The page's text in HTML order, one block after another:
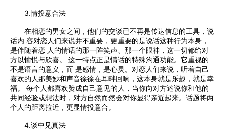
3.情投意合法
在相恋的男女之间，他们的交谈已不再是传达信息的工具，说
话内 容对恋人们来说并不重要，更重要的是说话这种行为本身，
是伴随着恋 人的情话的那一阵笑声、那一个眼神，这一切都给对
方以愉悦与欣喜。 这一特点正是情话的特殊沟通功能。它重视的
不是语言的意义，而 是感情，是心灵。对恋人们来说，听着自己
喜欢的人那美妙和声音徐徐在耳畔回响，这本身就是乐趣，就是幸
福。 每个人都喜欢赞成自己意见的人，当你向对方述说你和他的
共同经验或想法时，对方自然而然会对你显得亲近起来。话题将两
个人的距离拉近，更显情投意合。
4.谈中见真法